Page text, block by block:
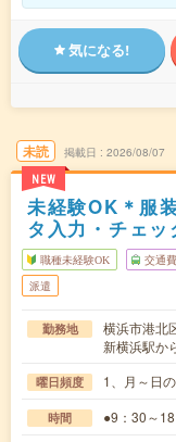
気になる!
未読
NEW
掲載日 2026/08/07
未経験OK＊服
タ入力・チェ
職種未経験OK 交通
派遣
勤務地
横浜市港北
新横浜駅か
曜日頻度 1、月～日
時間 ●9：30～